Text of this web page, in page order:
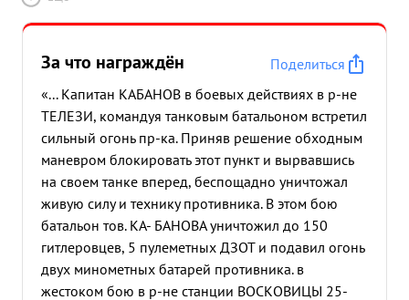
За что награждён
Поделиться
«... Капитан КАБАНОВ в боевых действиях в р-не
ТЕЛЕЗИ, командуя танковым батальоном встретил
сильный огонь пр-ка. Приняв решение обходным
маневром блокировать этот пункт и вырвавшись
на своем танке вперед, беспощадно уничтожал
живую силу и технику противника. В этом бою
батальон тов. КА- БАНОВА уничтожил до 150
гитлеровцев, 5 пулеметных ДЗОТ и подавил огонь
двух минометных батарей противника. в
жестоком бою в р-не станции ВОСКОВИЦЫ 25-